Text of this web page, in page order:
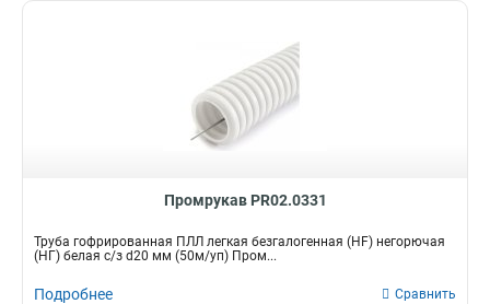
Промрукав PR02.0331
Труба гофрированная ПЛЛ легкая безгалогенная (HF) негорючая
(НГ) белая с/з d20 мм (50м/уп) Пром...
Подробнее Сравнить